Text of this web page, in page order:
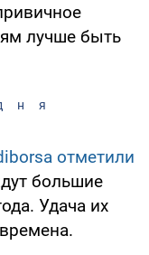
лучше быть
отметили
большие
Удача их